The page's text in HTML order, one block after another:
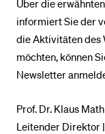
Über die
informiert Sie der
die Aktivitäten des
möchten, können
Newsletter
Prof. Dr. Klaus
Leitender Direktor